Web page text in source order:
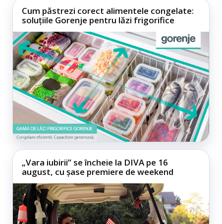
Cum păstrezi corect alimentele congelate:
soluțiile Gorenje pentru lăzi frigorifice
„Vara iubirii” se încheie la DIVA pe 16
august, cu șase premiere de weekend